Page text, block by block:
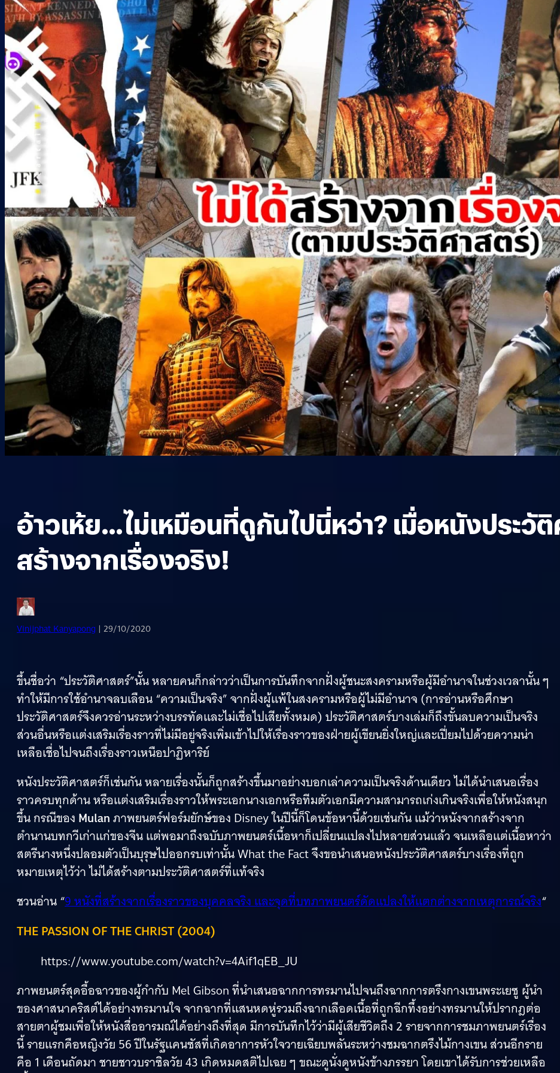
อ้าวเห้ย…ไม่เหมือนที่ดูกันไปนี่หว่า? เมื่อหนังประวัติ
สร้างจากเรื่องจริง!
Vinijphat Kanyapong | 29/10/2020
ขึ้นชื่อว่า “ประวัติศาสตร์”นั้น หลายคนก็กล่าวว่าเป็นการบันทึกจากฝั่งผู้ชนะสงครามหรือผู้มีอำนาจในช่วงเวลานั้น ๆ
ทำให้มีการใช้อำนาจลบเลือน “ความเป็นจริง” จากฝั่งผู้แพ้ในสงครามหรือผู้ไม่มีอำนาจ (การอ่านหรือศึกษา
ประวัติศาสตร์จึงควรอ่านระหว่างบรรทัดและไม่เชื่อไปเสียทั้งหมด) ประวัติศาสตร์บางเล่มก็ถึงขั้นลบความเป็นจริง
ส่วนอื่นหรือแต่งเสริมเรื่องราวที่ไม่มีอยู่จริงเพิ่มเข้าไปให้เรื่องราวของฝ่ายผู้เขียนยิ่งใหญ่และเปี่ยมไปด้วยความน่า
เหลือเชื่อไปจนถึงเรื่องราวเหนือปาฏิหาริย์
หนังประวัติศาสตร์ก็เช่นกัน หลายเรื่องนั้นก็ถูกสร้างขึ้นมาอย่างบอกเล่าความเป็นจริงด้านเดียว ไม่ได้นำเสนอเรื่อง
ราวครบทุกด้าน หรือแต่งเสริมเรื่องราวให้พระเอกนางเอกหรือทีมตัวเอกมีความสามารถเก่งเกินจริงเพื่อให้หนังสนุก
ขึ้น กรณีของ Mulanภาพยนตร์ฟอร์มยักษ์ของ Disney ในปีนี้ก็โดนข้อหานี้ด้วยเช่นกัน แม้ว่าหนังจากสร้างจาก
ตำนานบทกวีเก่าแก่ของจีน แต่พอมาถึงฉบับภาพยนตร์เนื้อหาก็เปลี่ยนแปลงไปหลายส่วนแล้ว จนเหลือแต่เนื้อหาว่า
สตรีนางหนึ่งปลอมตัวเป็นบุรุษไปออกรบเท่านั้น What the Fact จึงขอนำเสนอหนังประวัติศาสตร์บางเรื่องที่ถูก
หมายเหตุไว้ว่า ไม่ได้สร้างตามประวัติศาสตร์ที่แท้จริง
ชวนอ่าน “9 หนังที่สร้างจากเรื่องราวของบุคคลจริง และจุดที่บทภาพยนตร์ดัดแปลงให้แตกต่างจากเหตุการณ์จริง“
THE PASSION OF THE CHRIST (2004)
https://www.youtube.com/watch?v=4Aif1qEB_JU
ภาพยนตร์สุดอื้อฉาวของผู้กำกับ Mel Gibson ที่นำเสนอฉากการทรมานไปจนถึงฉากการตรึงกางเขนพระเยซู ผู้นำ
ของศาสนาคริสต์ได้อย่างทรมานใจ จากฉากที่แสนหดหู่รวมถึงฉากเลือดเนื้อที่ถูกฉีกทึ้งอย่างทรมานให้ปรากฎต่อ
สายตาผู้ชมเพื่อให้หนังสื่ออารมณ์ได้อย่างถึงที่สุด มีการบันทึกไว้ว่ามีผู้เสียชีวิตถึง 2 รายจากการชมภาพยนตร์เรื่อง
นี้ รายแรกคือหญิงวัย 56 ปีในรัฐแคนซัสที่เกิดอาการหัวใจวายเฉียบพลันระหว่างชมฉากตรึงไม้กางเขน ส่วนอีกราย
คือ 1 เดือนถัดมา ชายชาวบราซิลวัย 43 เกิดหมดสติไปเฉย ๆ ขณะดูนั่งดูหนังข้างภรรยา โดยเขาได้รับการช่วยเหลือ